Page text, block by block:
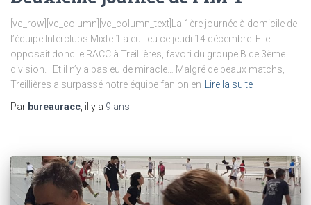
[vc_row][vc_column][vc_column_text]La 1ère journée à domicile de
l’équipe Interclubs Mixte 1 a eu lieu ce jeudi 14 décembre. Elle
opposait donc le RACC à Treillières, favori du groupe B de 3ème
division. Et il n’y a pas eu de miracle… Malgré de beaux matchs,
Treillières a surpassé notre équipe fanion en Lire la suite
Par bureauracc , il y a 9 ans